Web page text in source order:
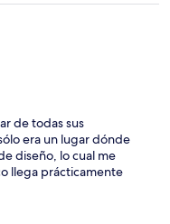
de todas sus
era un lugar dónde
diseño, lo cual me
llega prácticamente